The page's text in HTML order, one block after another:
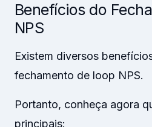
Benefícios do
NPS
Existem diversos
fechamento de loop NPS.
Portanto, conheça agora
principais: